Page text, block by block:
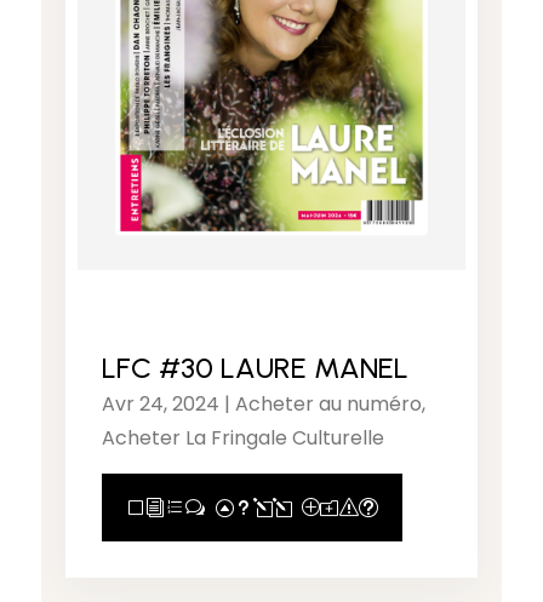
LFC #30 LAURE MANEL
Avr 24, 2024 | Acheter au numéro,
Acheter La Fringale Culturelle
View Full Post